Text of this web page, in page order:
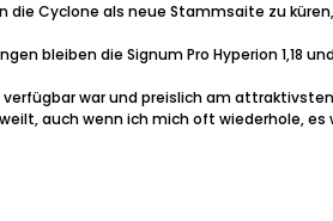
Cyclone als neue Stammsaite zu
bleiben die Signum Pro Hyperion 1,18
verfügbar war und preislich am
auch wenn ich mich oft wiederhole,